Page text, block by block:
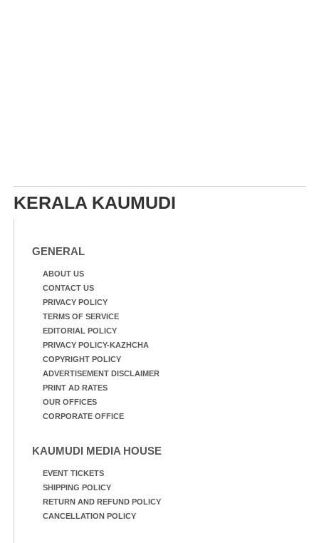
KERALA KAUMUDI
GENERAL
ABOUT US
CONTACT US
PRIVACY POLICY
TERMS OF SERVICE
EDITORIAL POLICY
PRIVACY POLICY-KAZHCHA
COPYRIGHT POLICY
ADVERTISEMENT DISCLAIMER
PRINT AD RATES
OUR OFFICES
CORPORATE OFFICE
KAUMUDI MEDIA HOUSE
EVENT TICKETS
SHIPPING POLICY
RETURN AND REFUND POLICY
CANCELLATION POLICY